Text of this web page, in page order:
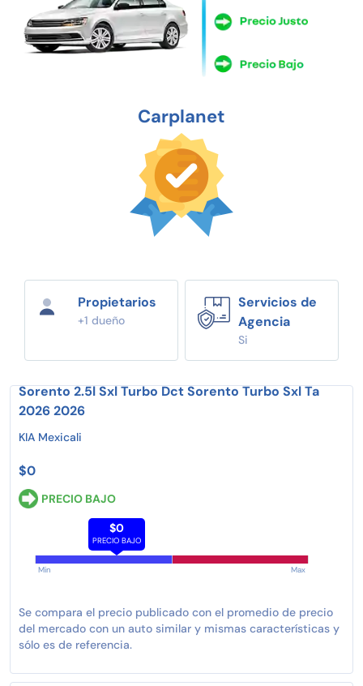
Carplanet
Propietarios
+1 dueño
Servicios de
Agencia
Si
Sorento 2.5l Sxl Turbo Dct Sorento Turbo Sxl Ta
2026 2026
KIA Mexicali
$0
PRECIO BAJO
$0
PRECIO BAJO
Min Max
Se compara el precio publicado con el promedio de precio
del mercado con un auto similar y mismas características y
sólo es de referencia.